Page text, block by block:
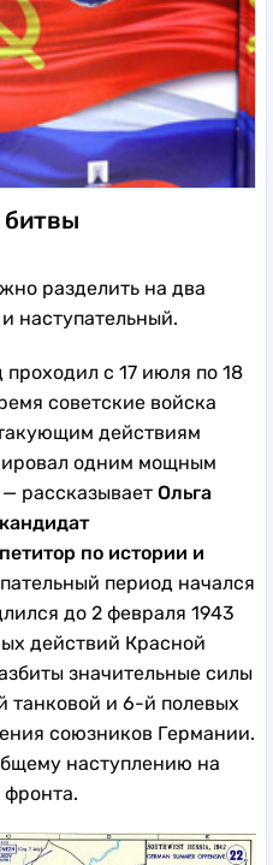
битвы
разделить на два
наступательный.
с 17 июля по 18
советские войска
действиям
одним мощным
рассказывает Ольга
по истории и
период начался
до 2 февраля 1943
действий Красной
значительные силы
танковой и 6-й полевых
союзников Германии.
наступлению на